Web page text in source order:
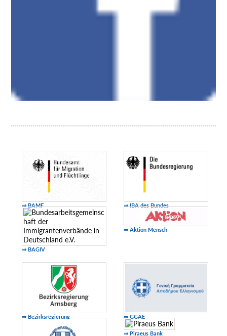
⇒ BAMF ⇒ IBA des Bundes
⇒ BAGIV
⇒ Aktion Mensch
⇒ Bezirksregierung ⇒ GGAE
⇒ Piraeus Bank